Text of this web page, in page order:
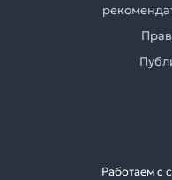
Работаем с